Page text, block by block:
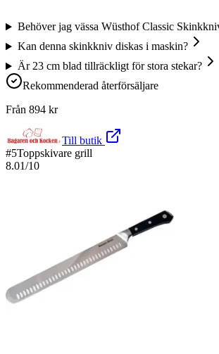
Behöver jag vässa Wüsthof Classic
Kan denna skinkkniv diskas i maskin?
Är 23 cm blad tillräckligt för stora stekar?
Rekommenderad återförsäljare
Från 894 kr
Till butik
#5Toppskivare grill
8.01/10